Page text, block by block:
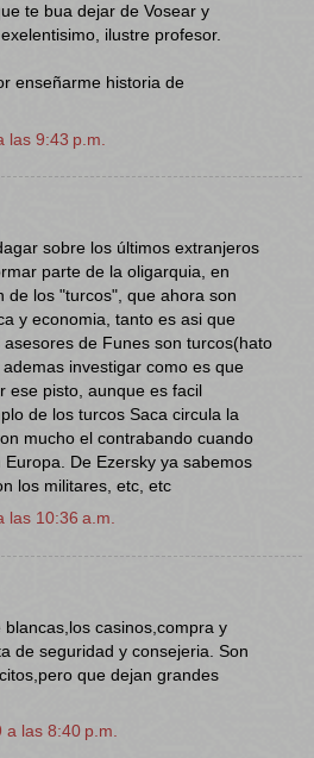
te bua dejar de Vosear y
ilustre profesor.
enseñarme historia de
las 9:43 p.m.
sobre los últimos extranjeros
parte de la oligarquia, en
de los "turcos", que ahora son
y economia, tanto es asi que
de Funes son turcos(hato
investigar como es que
ese pisto, aunque es facil
de los turcos Saca circula la
mucho el contrabando cuando
De Ezersky ya sabemos
los militares, etc, etc
10:36 a.m.
casinos,compra y
de seguridad y consejeria. Son
que dejan grandes
las 8:40 p.m.